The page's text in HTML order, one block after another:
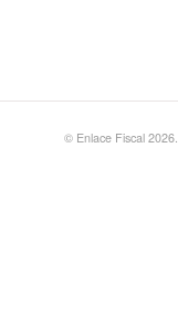
© Enlace Fiscal 2026.